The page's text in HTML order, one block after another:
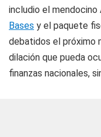
includio el mendocino
Bases y el paquete
debatidos el próximo
dilación que pueda
finanzas nacionales,